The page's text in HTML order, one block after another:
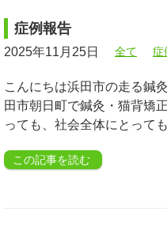
症例報告
2025年11月25日 全て 症
こんにちは浜田市の走る鍼
田市朝日町で鍼灸・猫背矯
っても、社会全体にとって
この記事を読む